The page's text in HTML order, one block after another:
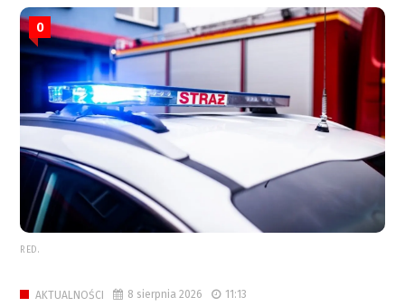
0
RED.
AKTUALNOŚCI 8 sierpnia 2026 11:13